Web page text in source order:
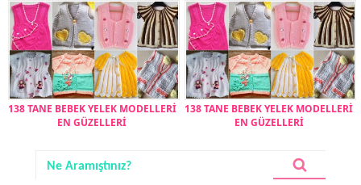
138 TANE BEBEK YELEK MODELLERİ
EN GÜZELLERİ
138 TANE BEBEK YELEK MODELLERİ
EN GÜZELLERİ